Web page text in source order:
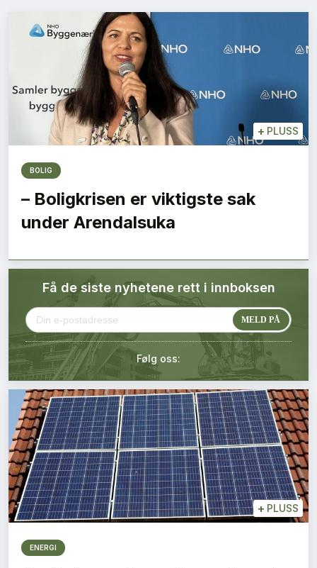
Eiendom
Tips redaksjonen
Annonsering
Abonnement Pluss
Kontakt oss
Login
+ PLUSS
BOLIG
– Boligkrisen er viktigste sak
under Arendalsuka
Få de siste nyhetene rett i innboksen
Følg oss:
+ PLUSS
ENERGI